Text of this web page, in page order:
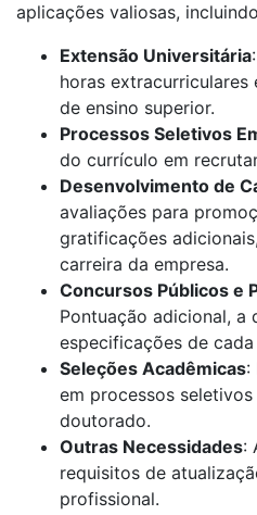
aplicações valiosas,
Extensão Universitária
horas
de ensino superior.
Processos Seletivos
do currículo em
Desenvolvimento de
avaliações para
gratificações
carreira da empresa.
Concursos Públicos e
Pontuação adicional, a
especificações de
Seleções Acadêmicas:
em processos
doutorado.
Outras Necessidades:
requisitos de
profissional.